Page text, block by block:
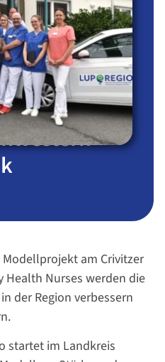
am Crivitzer
Health Nurses werden die
der Region verbessern
startet im Landkreis